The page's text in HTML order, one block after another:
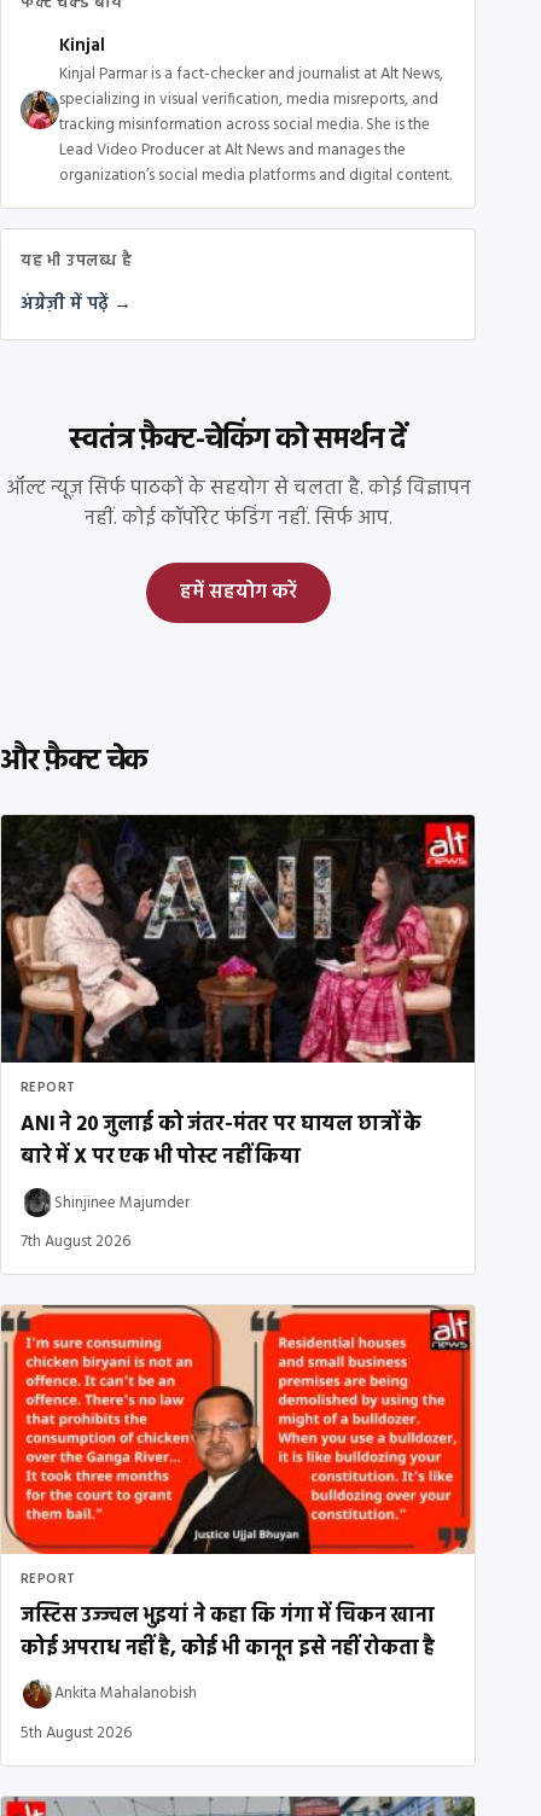
Kinjal
Kinjal Parmar is a fact-checker and journalist at Alt News,
specializing in visual verification, media misreports, and
tracking misinformation across social media. She is the
Lead Video Producer at Alt News and manages the
organization’s social media platforms and digital content.
यह भी उपलब्ध है
अंग्रेज़ी में पढ़ें →
स्वतंत्र फ़ैक्ट-चेकिंग को समर्थन दें
ऑल्ट न्यूज़ सिर्फ पाठकों के सहयोग से चलता है. कोई विज्ञापन
नहीं. कोई कॉर्पोरेट फंडिंग नहीं. सिर्फ आप.
हमें सहयोग करें
और फ़ैक्ट चेक
REPORT
ANI ने 20 जुलाई को जंतर-मंतर पर घायल छात्रों के
बारे में X पर एक भी पोस्ट नहीं किया
Shinjinee Majumder
7th August 2026
REPORT
जस्टिस उज्ज्वल भुइयां ने कहा कि गंगा में चिकन खाना
कोई अपराध नहीं है, कोई भी कानून इसे नहीं रोकता है
Ankita Mahalanobish
5th August 2026